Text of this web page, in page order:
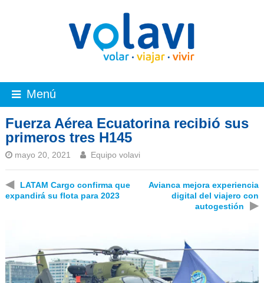
Menú
Fuerza Aérea Ecuatorina recibió sus
primeros tres H145
mayo 20, 2021 Equipo volavi
◀
LATAM Cargo confirma que
expandirá su flota para 2023
Avianca mejora experiencia
digital del viajero con
autogestión
▶